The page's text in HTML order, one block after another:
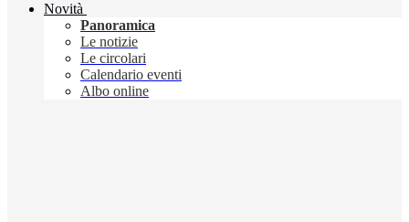
Novità
Panoramica
Le notizie
Le circolari
Calendario eventi
Albo online